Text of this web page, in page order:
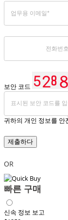
보안 코드
귀하의 개인 정보를 안
제출하다
OR
빠른 구매
신속 정보 보고